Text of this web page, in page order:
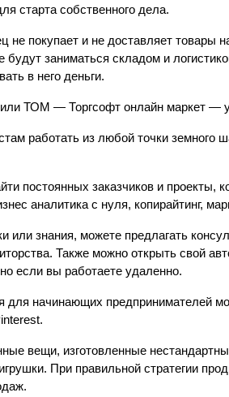
старта собственного дела.
покупает и не доставляет
заниматься складом и
в него деньги.
ТОМ — Торгсофт онлайн маркет —
работать из любой точки земного
постоянных заказчиков и
аналитика с нуля, копирайтинг,
или знания, можете предлагать
Также можно открыть свой
если вы работаете удаленно.
для начинающих предпринимателей
вещи, изготовленные
При правильной стратегии